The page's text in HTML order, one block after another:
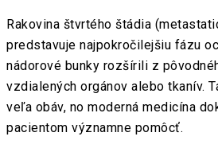
Rakovina štvrtého štádia
predstavuje najpokročilejšiu fázu
nádorové bunky rozšírili z
vzdialených orgánov alebo tkanív.
veľa obáv, no moderná medicína
pacientom významne pomôcť.